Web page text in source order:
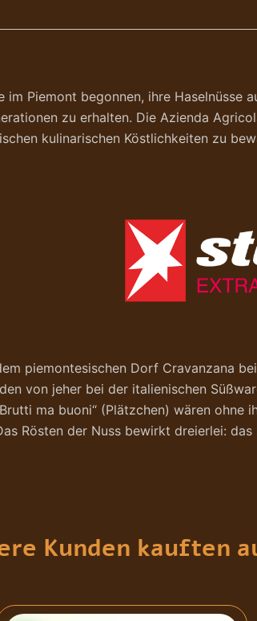
Piemont begonnen, ihre Haselnüsse
zu erhalten. Die Azienda
kulinarischen Köstlichkeiten zu
piemontesischen Dorf Cravanzana
von jeher bei der italienischen
ma buoni“ (Plätzchen) wären ohne
Rösten der Nuss bewirkt dreierlei:
Kunden kauften